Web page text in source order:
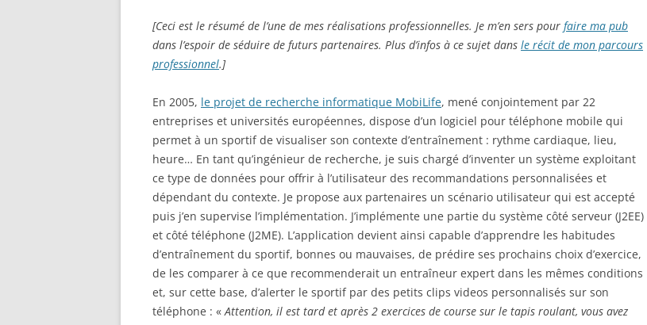
[Ceci est le résumé de l’une de mes réalisations professionnelles. Je m’en sers pour faire ma pub
dans l’espoir de séduire de futurs partenaires. Plus d’infos à ce sujet dans le récit de mon parcours
professionnel.]
En 2005, le projet de recherche informatique MobiLife, mené conjointement par 22
entreprises et universités européennes, dispose d’un logiciel pour téléphone mobile qui
permet à un sportif de visualiser son contexte d’entraînement : rythme cardiaque, lieu,
heure… En tant qu’ingénieur de recherche, je suis chargé d’inventer un système exploitant
ce type de données pour offrir à l’utilisateur des recommandations personnalisées et
dépendant du contexte. Je propose aux partenaires un scénario utilisateur qui est accepté
puis j’en supervise l’implémentation. J’implémente une partie du système côté serveur (J2EE)
et côté téléphone (J2ME). L’application devient ainsi capable d’apprendre les habitudes
d’entraînement du sportif, bonnes ou mauvaises, de prédire ses prochains choix d’exercice,
de les comparer à ce que recommenderait un entraîneur expert dans les mêmes conditions
et, sur cette base, d’alerter le sportif par des petits clips videos personnalisés sur son
téléphone : «Attention, il est tard et après 2 exercices de course sur le tapis roulant, vous avez